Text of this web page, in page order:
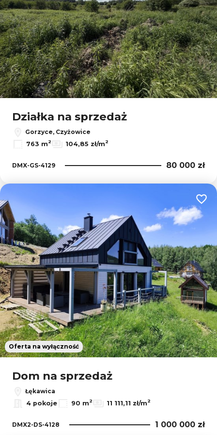
Działka na sprzedaż
Gorzyce, Czyżowice
763 m2 104,85 zł/m2
DMX-GS-4129 80 000 zł
Oferta na wyłączność
Dom na sprzedaż
Łękawica
4 pokoje
90 m2 11 111,11 zł/m2
DMX2-DS-4128 1 000 000 zł